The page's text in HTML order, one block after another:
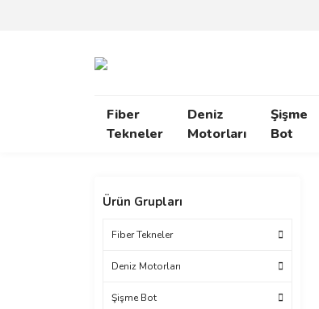
Fiber
Tekneler
Deniz
Motorları
Şişme
Bot
Ürün Grupları
Fiber Tekneler
Deniz Motorları
Şişme Bot